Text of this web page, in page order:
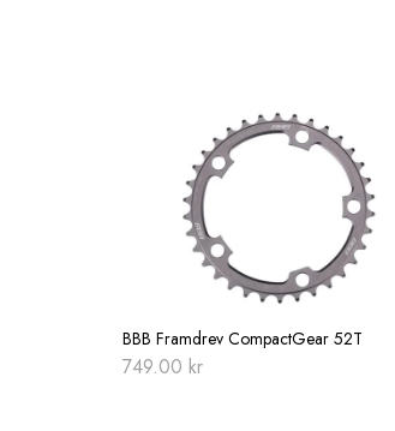
BBB Framdrev CompactGear 52T
749.00 kr